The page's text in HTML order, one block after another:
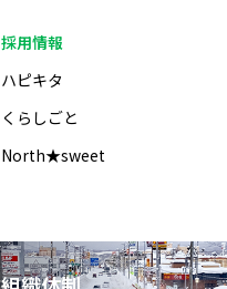
採用情報
ハピキタ
くらしごと
North★sweet